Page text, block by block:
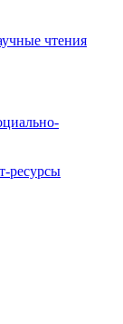
чтения
ресурсы